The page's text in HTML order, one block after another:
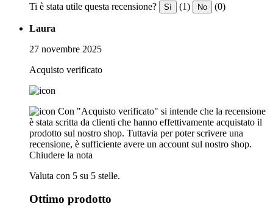
Ti è stata utile questa recensione? Sì (1) No (0)
Laura
27 novembre 2025
Acquisto verificato
Con "Acquisto verificato" si intende che la recensione
è stata scritta da clienti che hanno effettivamente acquistato il
prodotto sul nostro shop. Tuttavia per poter scrivere una
recensione, è sufficiente avere un account sul nostro shop.
Chiudere la nota
Valuta con 5 su 5 stelle.
Ottimo prodotto